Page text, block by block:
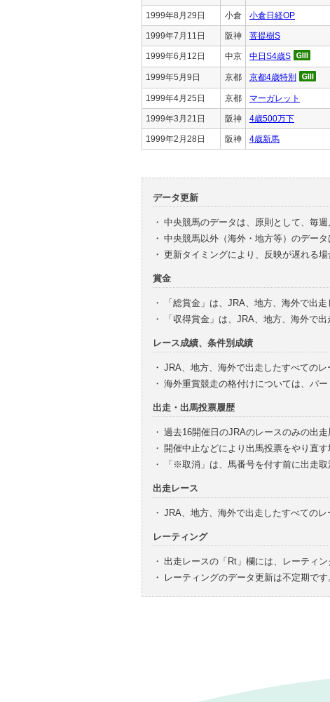
1999年8月29日 小倉 小倉日経OP
1999年7月11日 阪神 菩提樹S
1999年6月12日 中京 中日S4歳S
1999年5月9日 京都 京都4歳特別
1999年4月25日 京都 マーガレット
1999年3月21日 阪神 4歳500万下
1999年2月28日 阪神 4歳新馬
データ更新
・ 中央競馬のデータは、原則として、毎週
・ 中央競馬以外（海外・地方等）のデー
・ 更新タイミングにより、反映が遅れる場
賞金
・
「総賞金」は、JRA、地方、海外で出
・
「収得賞金」は、JRA、地方、海外で
レース成績、条件別成績
・ JRA、地方、海外で出走したすべての
・ 海外重賞競走の格付けについては、パ
出走・出馬投票履歴
・ 過去16開催日のJRAのレースのみの出
・ 開催中止などにより出馬投票をやり直す
・
「※取消」は、馬番号を付す前に出走
出走レース
・ JRA、地方、海外で出走したすべての
レーティング
・ 出走レースの「Rt」欄には、レーティン
・
レーティングのデータ更新は不定期です